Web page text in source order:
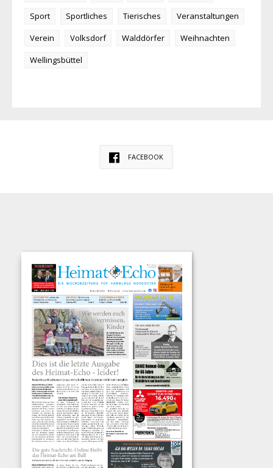
Sport
Sportliches Tierisches
Veranstaltungen
Verein
Volksdorf Walddörfer
Weihnachten
Wellingsbüttel
FACEBOOK